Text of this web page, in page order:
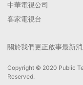
中華電視公司
客家電視台
關於我們更正啟事最新
Copyright © 2020 Public
Reserved.